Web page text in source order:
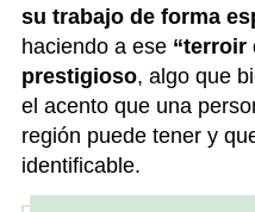
su trabajo de forma
haciendo a ese “terroir
prestigioso, algo que
el acento que una
región puede tener y
identificable.